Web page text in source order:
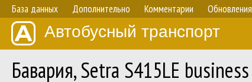
База данных Дополнительно Комментарии Обновления
Автобусный транспорт
Бавария, Setra S415LE